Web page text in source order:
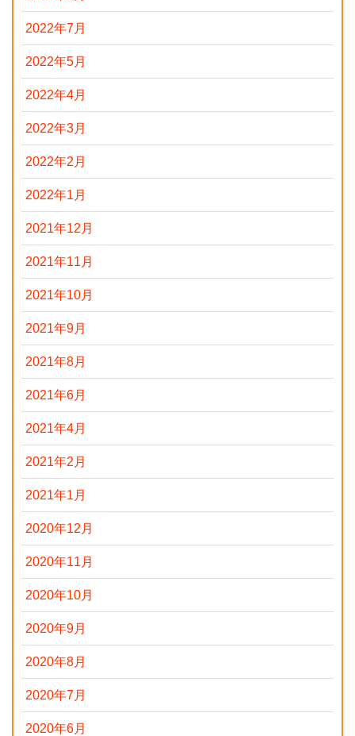
2022年7月
2022年5月
2022年4月
2022年3月
2022年2月
2022年1月
2021年12月
2021年11月
2021年10月
2021年9月
2021年8月
2021年6月
2021年4月
2021年2月
2021年1月
2020年12月
2020年11月
2020年10月
2020年9月
2020年8月
2020年7月
2020年6月